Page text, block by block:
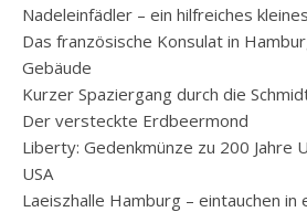
Nadeleinfädler – ein hilfreiches
Das französische Konsulat in
Gebäude
Kurzer Spaziergang durch die
Der versteckte Erdbeermond
Liberty: Gedenkmünze zu 200 Jahre
USA
Laeiszhalle Hamburg – eintauchen in